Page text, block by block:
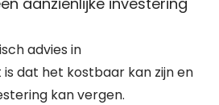
advies in
dat het kostbaar kan zijn en
kan vergen.